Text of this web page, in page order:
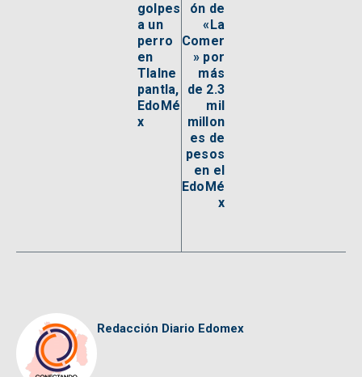
golpes
a un
perro
en
Tlalne
pantla,
EdoMé
x
ón de
«La
Comer
» por
más
de 2.3
mil
millon
es de
pesos
en el
EdoMé
x
Redacción Diario Edomex